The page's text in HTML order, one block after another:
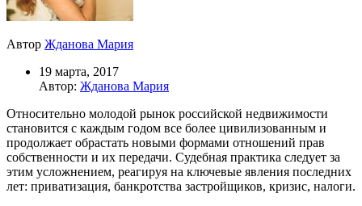
Автор Жданова Мария
19 марта, 2017
Автор: Жданова Мария
Относительно молодой рынок российской недвижимости
становится с каждым годом все более цивилизованным и
продолжает обрастать новыми формами отношений прав
собственности и их передачи. Судебная практика следует за
этим усложнением, реагируя на ключевые явления последних
лет: приватизация, банкротства застройщиков, кризис, налоги.